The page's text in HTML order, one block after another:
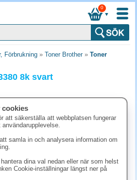
▼
0
Förbrukning » Toner Brother» Toner
8k svart
cookies
att säkerställa att webbplatsen fungerar
samla in och analysera information om
dina val nedan eller när som helst
Cookie-inställningar längst ner på